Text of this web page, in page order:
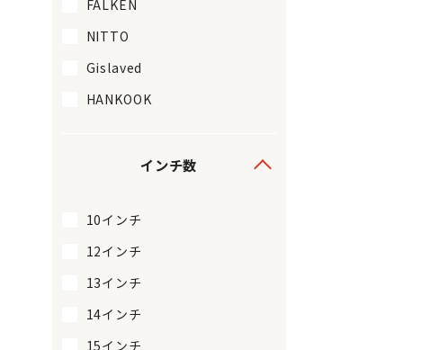
FALKEN
NITTO
Gislaved
HANKOOK
インチ数
10インチ
12インチ
13インチ
14インチ
15インチ